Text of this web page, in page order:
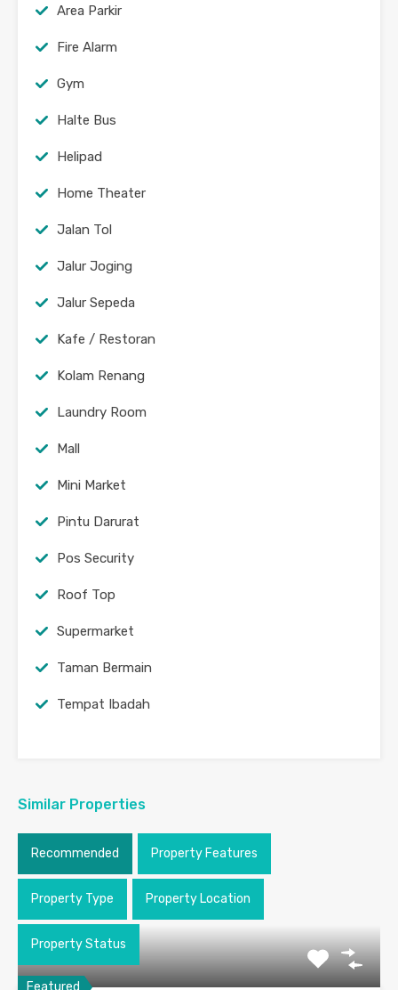
Area Parkir
Fire Alarm
Gym
Halte Bus
Helipad
Home Theater
Jalan Tol
Jalur Joging
Jalur Sepeda
Kafe / Restoran
Kolam Renang
Laundry Room
Mall
Mini Market
Pintu Darurat
Pos Security
Roof Top
Supermarket
Taman Bermain
Tempat Ibadah
Similar Properties
Recommended Property Features
Property Type Property Location
Property Status
Featured